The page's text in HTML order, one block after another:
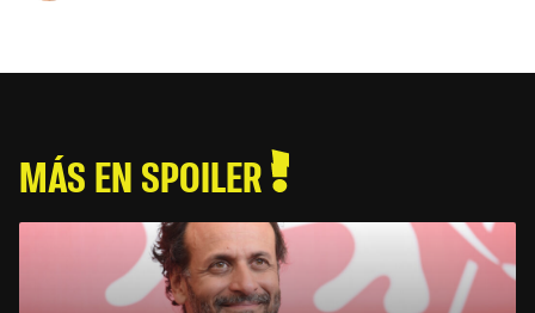
MÁS EN SPOILER